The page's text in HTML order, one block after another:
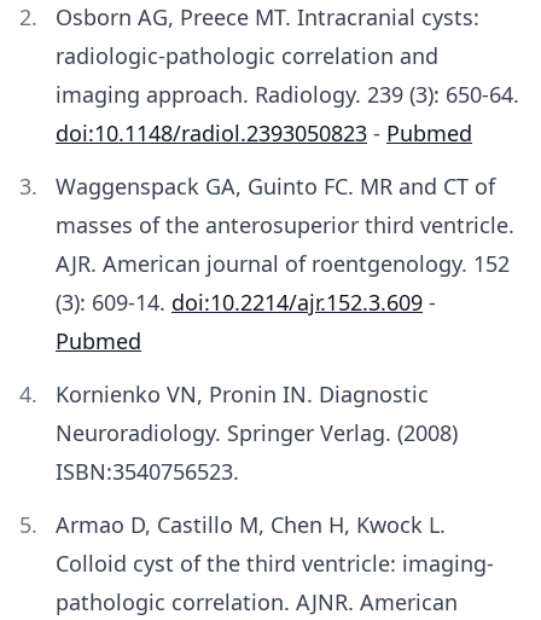
Osborn AG, Preece MT. Intracranial cysts:
radiologic-pathologic correlation and
imaging approach. Radiology. 239 (3): 650-64.
doi:10.1148/radiol.2393050823 - Pubmed
Waggenspack GA, Guinto FC. MR and CT of
masses of the anterosuperior third ventricle.
AJR. American journal of roentgenology. 152
(3): 609-14. doi:10.2214/ajr.152.3.609 -
Pubmed
Kornienko VN, Pronin IN. Diagnostic
Neuroradiology. Springer Verlag. (2008)
ISBN:3540756523.
Armao D, Castillo M, Chen H, Kwock L.
Colloid cyst of the third ventricle: imaging-
pathologic correlation. AJNR. American